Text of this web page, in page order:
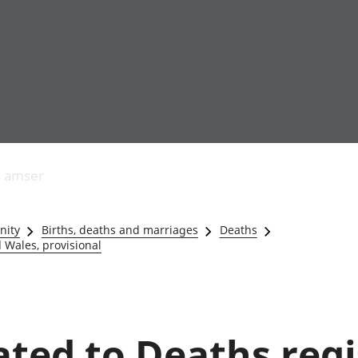
amgylcheddol
Llwodraeth, y sector
cyhoeddus a threthi
Mynegeion
Lles
amser
Births, deaths and marriages
Deaths
provisional